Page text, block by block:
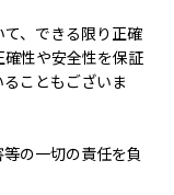
、できる限り正確
性や安全性を保証
こともございま
の一切の責任を負